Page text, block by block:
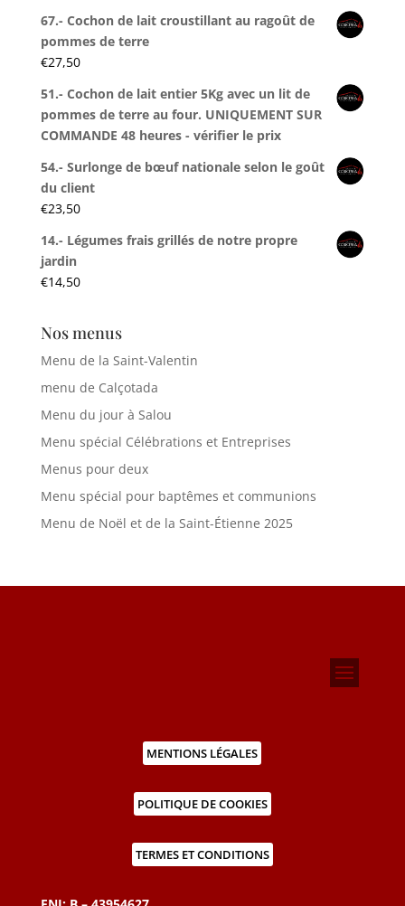
67.- Cochon de lait croustillant au ragoût de
pommes de terre
€27,50
51.- Cochon de lait entier 5Kg avec un lit de
pommes de terre au four. UNIQUEMENT SUR
COMMANDE 48 heures - vérifier le prix
54.- Surlonge de bœuf nationale selon le goût
du client
€23,50
14.- Légumes frais grillés de notre propre
jardin
€14,50
Nos menus
Menu de la Saint-Valentin
menu de Calçotada
Menu du jour à Salou
Menu spécial Célébrations et Entreprises
Menus pour deux
Menu spécial pour baptêmes et communions
Menu de Noël et de la Saint-Étienne 2025
MENTIONS LÉGALES
POLITIQUE DE COOKIES
TERMES ET CONDITIONS